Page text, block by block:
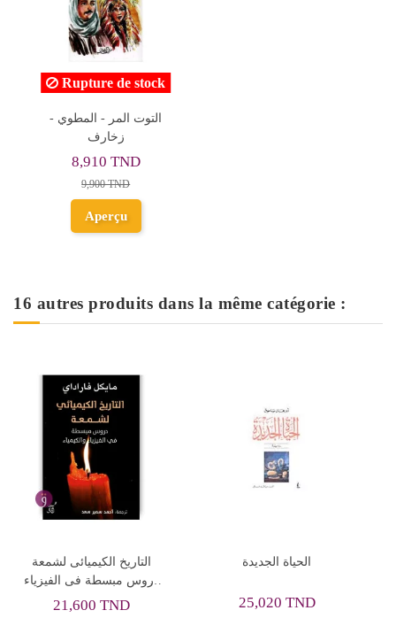
Rupture de stock
التوت المر - المطوي -
زخارف
8,910 TND
9,900 TND
Aperçu
16 autres produits dans la même catégorie :
الالياذة - هوميروس
ما قبل الانتحار -